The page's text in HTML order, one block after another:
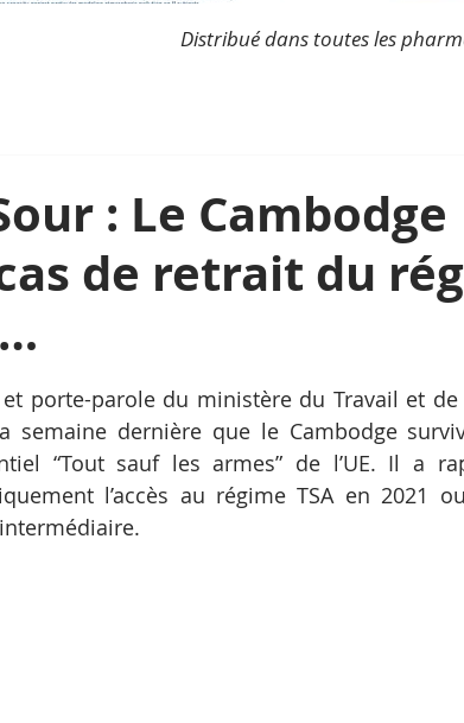
Distribué dans toutes les
: Le Cambodge
de retrait du
et porte-parole du ministère du Travail et
semaine dernière que le Cambodge
“Tout sauf les armes” de l’UE. Il a
l’accès au régime TSA en 2021